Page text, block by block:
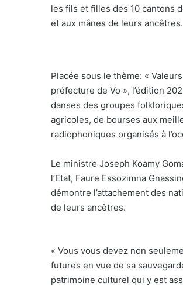
les fils et filles des 10 cantons
et aux mânes de leurs ancêtres.
Placée sous le thème: «
préfecture de Vo », l’édition
danses des groupes
agricoles, de bourses aux
radiophoniques organisés à
Le ministre Joseph Koamy
l’Etat, Faure Essozimna
démontre l’attachement des
de leurs ancêtres.
« Vous vous devez non
futures en vue de sa
patrimoine culturel qui y est